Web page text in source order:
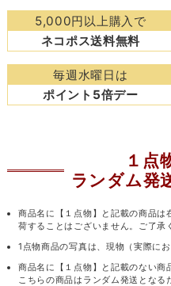
5,000円以上購入で
ネコポス送料無料
毎週水曜日は
ポイント5倍デー
１点
ランダム発
商品名に【１点物】と記載の商品は
荷することはございません。ご了承
1点物商品の写真は、現物（実際に
商品名に【１点物】と記載のない商
こちらの商品はランダム発送とな